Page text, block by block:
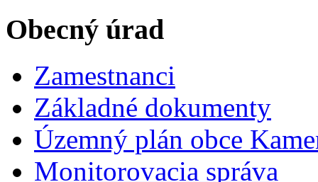
Obecný úrad
Zamestnanci
Základné dokumenty
Územný plán obce
Monitorovacia správa